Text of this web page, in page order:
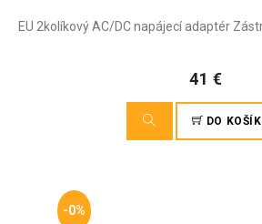
EU 2kolíkový AC/DC napájecí adaptér
41 €
DO
-0%